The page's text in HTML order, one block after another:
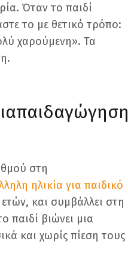
Όταν το παιδί
το με θετικό τρόπο:
χαρούμενη». Τα
στη
ηλικία για παιδικό
και συμβάλλει στη
παιδί βιώνει μια
και χωρίς πίεση τους